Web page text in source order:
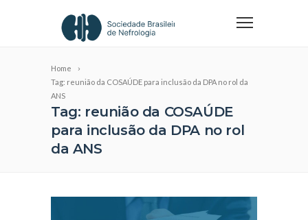
Home
Tag: reunião da COSAÚDE para inclusão da DPA no rol da
ANS
Tag: reunião da COSAÚDE
para inclusão da DPA no rol
da ANS